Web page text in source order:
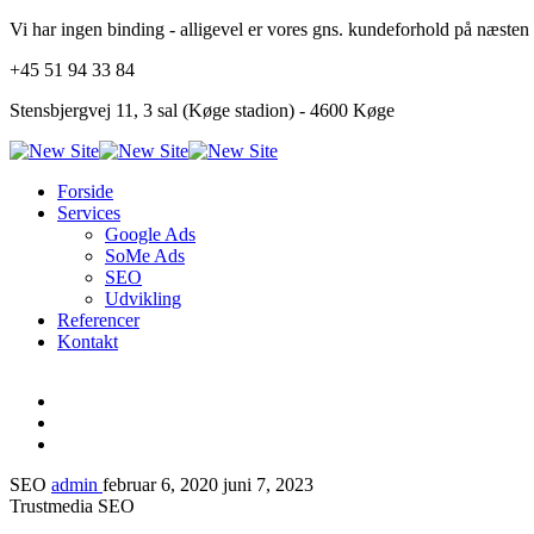
Vi har ingen binding - alligevel er vores gns. kundeforhold på næsten
+45 51 94 33 84
Stensbjergvej 11, 3 sal (Køge stadion) - 4600 Køge
Forside
Services
Google Ads
SoMe Ads
SEO
Udvikling
Referencer
Kontakt
SEO admin februar 6, 2020 juni 7, 2023
Trustmedia SEO